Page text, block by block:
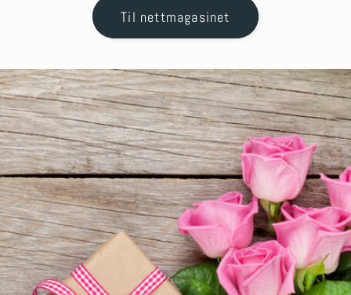
Til nettmagasinet